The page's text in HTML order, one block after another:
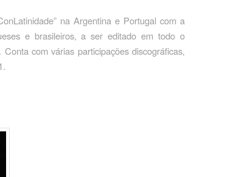
na Argentina e Portugal com a
e brasileiros, a ser editado em todo o
com várias participações discográficas,